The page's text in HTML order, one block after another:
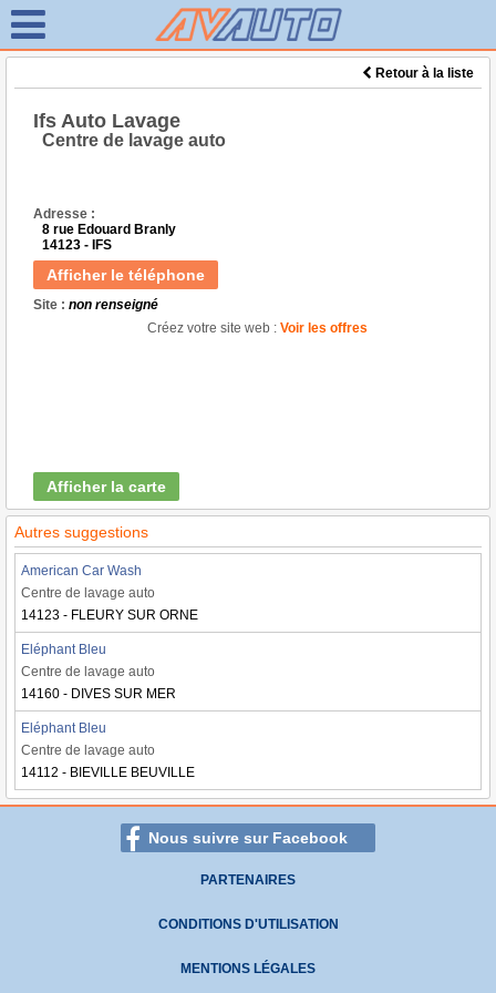
Retour à la liste
Ifs Auto Lavage
Centre de lavage auto
Adresse :
8 rue Edouard Branly
14123 - IFS
Afficher le téléphone
Site : non renseigné
Créez votre site web : Voir les offres
Afficher la carte
Autres suggestions
American Car Wash
Centre de lavage auto
14123 - FLEURY SUR ORNE
Eléphant Bleu
Centre de lavage auto
14160 - DIVES SUR MER
Eléphant Bleu
Centre de lavage auto
14112 - BIEVILLE BEUVILLE
Nous suivre sur Facebook
PARTENAIRES
CONDITIONS D'UTILISATION
MENTIONS LÉGALES